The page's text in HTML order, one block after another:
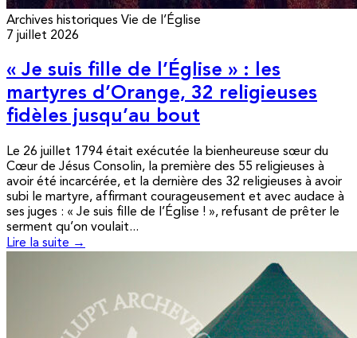
Archives historiques Vie de l’Église
7 juillet 2026
« Je suis fille de l’Église » : les
martyres d’Orange, 32 religieuses
fidèles jusqu’au bout
Le 26 juillet 1794 était exécutée la bienheureuse sœur du
Cœur de Jésus Consolin, la première des 55 religieuses à
avoir été incarcérée, et la dernière des 32 religieuses à avoir
subi le martyre, affirmant courageusement et avec audace à
ses juges : « Je suis fille de l’Église ! », refusant de prêter le
serment qu’on voulait...
Lire la suite →